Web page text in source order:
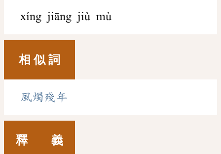
xíng jiāng jiù mù
相 似 詞
風燭殘年
釋 義